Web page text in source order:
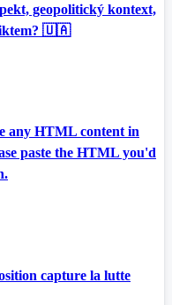
geopolitický kontext,
🇺🇦
any HTML content in
paste the HTML you'd
capture la lutte